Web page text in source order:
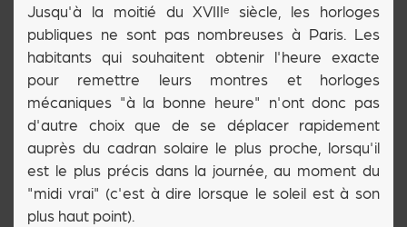
Jusqu'à la moitié du XVIIIᵉ siècle, les horloges
publiques ne sont pas nombreuses à Paris. Les
habitants qui souhaitent obtenir l'heure exacte
pour remettre leurs montres et horloges
mécaniques "à la bonne heure" n'ont donc pas
d'autre choix que de se déplacer rapidement
auprès du cadran solaire le plus proche, lorsqu'il
est le plus précis dans la journée, au moment du
"midi vrai" (c'est à dire lorsque le soleil est à son
plus haut point).